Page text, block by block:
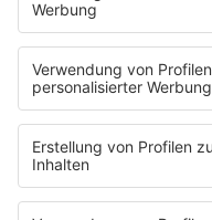
Hand in Hand gehen,
Bevölkerung,
effektiv zu
Autor: José Narciandi
Anzeige